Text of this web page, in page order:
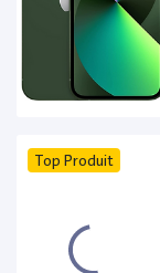
Top Produit